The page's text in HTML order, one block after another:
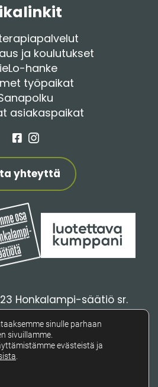
ja koulutukset
hanke
työpaikat
asiakaspaikat
Facebook
Instagram
yhteyttä
Honkalampi-säätiö sr.
sinulle parhaan
sivuillamme.
evästeistä ja